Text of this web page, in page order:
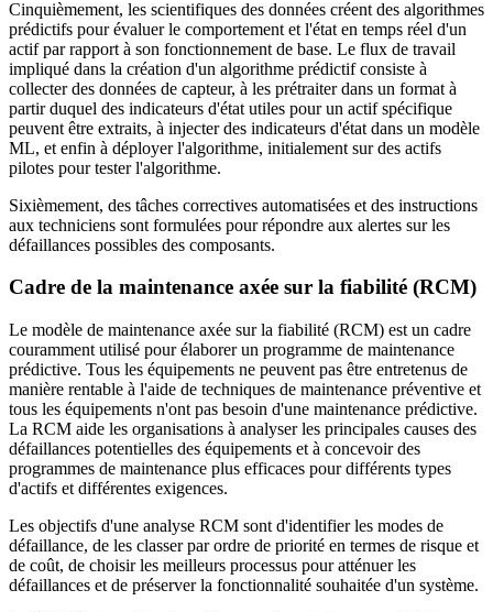
Cinquièmement, les scientifiques des données créent des algorithmes
prédictifs pour évaluer le comportement et l'état en temps réel d'un
actif par rapport à son fonctionnement de base. Le flux de travail
impliqué dans la création d'un algorithme prédictif consiste à
collecter des données de capteur, à les prétraiter dans un format à
partir duquel des indicateurs d'état utiles pour un actif spécifique
peuvent être extraits, à injecter des indicateurs d'état dans un modèle
ML, et enfin à déployer l'algorithme, initialement sur des actifs
pilotes pour tester l'algorithme.
Sixièmement, des tâches correctives automatisées et des instructions
aux techniciens sont formulées pour répondre aux alertes sur les
défaillances possibles des composants.
Cadre de la maintenance axée sur la fiabilité (RCM)
Le modèle de maintenance axée sur la fiabilité (RCM) est un cadre
couramment utilisé pour élaborer un programme de maintenance
prédictive. Tous les équipements ne peuvent pas être entretenus de
manière rentable à l'aide de techniques de maintenance préventive et
tous les équipements n'ont pas besoin d'une maintenance prédictive.
La RCM aide les organisations à analyser les principales causes des
défaillances potentielles des équipements et à concevoir des
programmes de maintenance plus efficaces pour différents types
d'actifs et différentes exigences.
Les objectifs d'une analyse RCM sont d'identifier les modes de
défaillance, de les classer par ordre de priorité en termes de risque et
de coût, de choisir les meilleurs processus pour atténuer les
défaillances et de préserver la fonctionnalité souhaitée d'un système.